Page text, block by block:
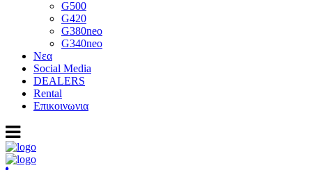
G500
G420
G380neo
G340neo
Νεα
Social Media
DEALERS
Rental
Επικοινωνια